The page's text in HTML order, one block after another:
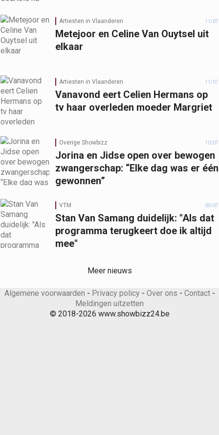
Artiesten in Vlaanderen 11/07
Metejoor en Celine Van Ouytsel uit
elkaar
Artiesten in Vlaanderen 11/07
Vanavond eert Celien Hermans op
tv haar overleden moeder Margriet
Overige Showbizz 10/07
Jorina en Jidse open over bewogen
zwangerschap: “Elke dag was er één
gewonnen”
VTM 09/07
Stan Van Samang duidelijk: "Als dat
programma terugkeert doe ik altijd
mee"
Meer nieuws
Algemene voorwaarden - Privacy policy- Over ons - Contact-
Meldingen uitzetten
© 2018-2026 www.showbizz24.be